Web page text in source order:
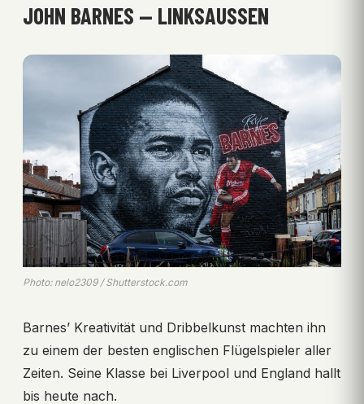
JOHN BARNES — LINKSAUSSEN
Photo: nelo2309 / Shutterstock.com
Barnes’ Kreativität und Dribbelkunst machten ihn
zu einem der besten englischen Flügelspieler aller
Zeiten. Seine Klasse bei Liverpool und England hallt
bis heute nach.